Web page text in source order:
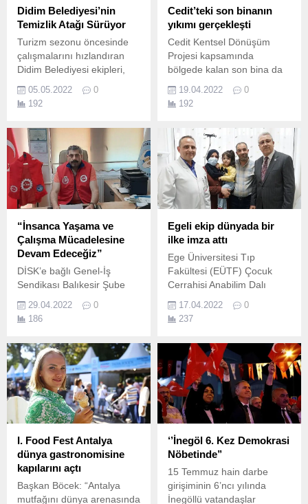
Didim Belediyesi’nin
Temizlik Atağı Sürüyor
Turizm sezonu öncesinde
çalışmalarını hızlandıran
Didim Belediyesi ekipleri,
eskimiş çöp konteynerlerini
yeniliyor.
05.05.2022
0
192
Cedit’teki son binanın
yıkımı gerçekleşti
Cedit Kentsel Dönüşüm
Projesi kapsamında
bölgede kalan son bina da
yıkıldı Kocaeli’nin en büyük
kentsel dönüşüm projesi
Dönüşüm Projesi’nde kalan
son bina da yıkıldı.
19.04.2022
0
192
“İnsanca Yaşama ve
Çalışma Mücadelesine
Devam Edeceğiz”
DİSK’e bağlı Genel-İş
Sendikası Balıkesir Şube
Şube Yönetim Kurulu adına,
bir mesaj yayınlayarak işçi
mücadele ve dayanışma
günü olan 1 Mayıs İşçi
Bayramı’nı kutladı.
29.04.2022
0
186
Egeli ekip dünyada bir
ilke imza attı
Ege Üniversitesi Tıp
Fakültesi (EÜTF) Çocuk
Cerrahisi Anabilim Dalı
17.04.2022
0
237
I. Food Fest Antalya
dünya gastronomisine
kapılarını açtı
Başkan Böcek: “Antalya
mutfağını dünya arenasında
‘’İnegöl 6. Kez Demokrasi
Nöbetinde’’
15 Temmuz hain darbe
girişiminin 6’ncı yılında
İnegöllü vatandaşlar